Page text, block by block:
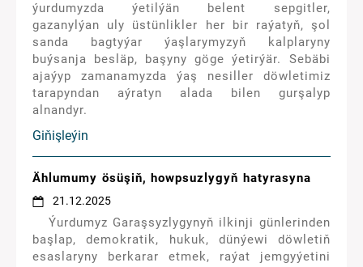
ýurdumyzda ýetilýän belent sepgitler,
gazanylýan uly üstünlikler her bir raýatyň, şol
sanda bagtyýar ýaşlarymyzyň kalplaryny
buýsanja besläp, başyny göge ýetirýär. Sebäbi
ajaýyp zamanamyzda ýaş nesiller döwletimiz
tarapyndan aýratyn alada bilen gurşalyp
alnandyr.
Giňişleýin
Ählumumy ösüşiň, howpsuzlygyň hatyrasyna
21.12.2025
Ýurdumyz Garaşsyzlygynyň ilkinji günlerinden
başlap, demokratik, hukuk, dünýewi döwletiň
esaslaryny berkarar etmek, raýat jemgyýetini